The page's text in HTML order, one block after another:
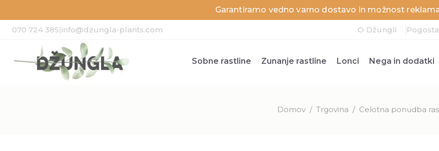
Garantiramo vedno varno dostavo in možnost
070 724 385|info@dzungla-plants.com O Džungli
Sobne rastline Zunanje rastline Lonci Nega in dodatki
Domov / Trgovina / Celotna ponudba